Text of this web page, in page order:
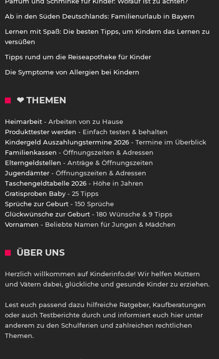
Ab in den Süden Deutschlands: Familienurlaub in Bayern
Lernen mit Spaß: Die besten Tipps, um Kindern das Lernen zu
versüßen
Tipps rund um die Reiseapotheke für Kinder
Die Symptome von Allergien bei Kindern
❤ THEMEN
Heimarbeit - Arbeiten von zu Hause
Produkttester werden - Einfach testen & behalten
Kindergeld Auszahlungstermine 2026 - Termine im Überblick
Familienkassen - Öffnungszeiten & Adressen
Elterngeldstellen - Anträge & Öffnungszeiten
Jugendämter - Öffnungszeiten & Adressen
Taschengeldtabelle 2026 - Höhe in Jahren
Gratisproben Baby - 25 Tipps
Sprüche zur Geburt - 150 Sprüche
Glückwünsche zur Geburt - 180 Wünsche & 9 Tipps
Vornamen - Beliebte Namen für Jungen & Mädchen
ÜBER UNS
Herzlich willkommen auf Kinderinfo.de! Wir helfen Müttern
und Vätern dabei, glückliche und gesunde Kinder zu erziehen.
Lest euch passend dazu hilfreiche Ratgeber, Kaufberatungen
oder auch Testberichte durch und informiert euch hier unter
anderem zu den Schulferien und zahlreichen rechtlichen
Themen.